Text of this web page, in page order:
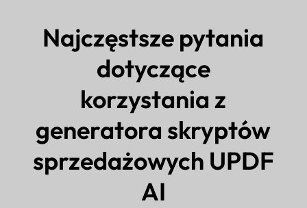
Najczęstsze pytania
dotyczące
korzystania z
generatora skryptów
sprzedażowych UPDF
AI